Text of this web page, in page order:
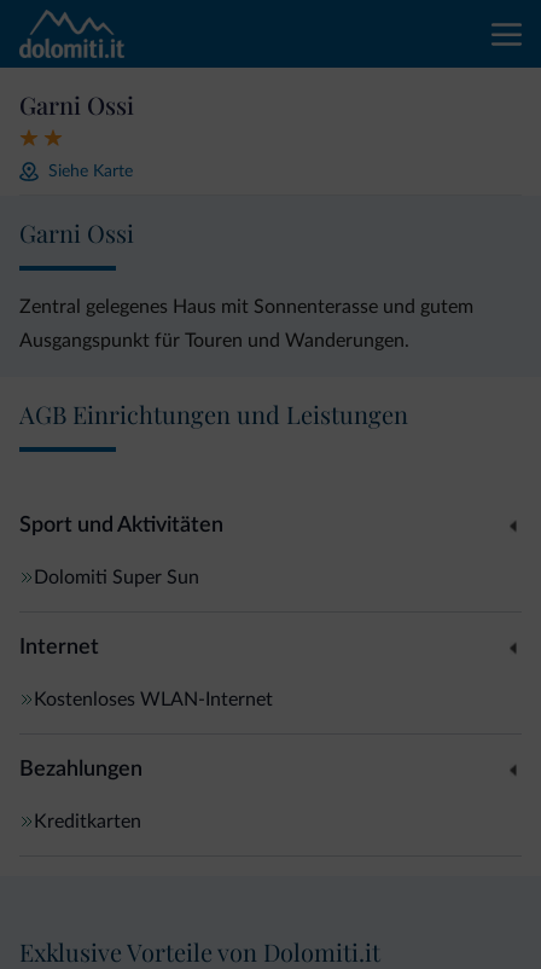
Garni Ossi
Siehe Karte
Garni Ossi
Zentral gelegenes Haus mit Sonnenterasse und gutem
Ausgangspunkt für Touren und Wanderungen.
AGB Einrichtungen und Leistungen
Sport und Aktivitäten
Dolomiti Super Sun
Internet
Kostenloses WLAN-Internet
Bezahlungen
Kreditkarten
Exklusive Vorteile von Dolomiti.it